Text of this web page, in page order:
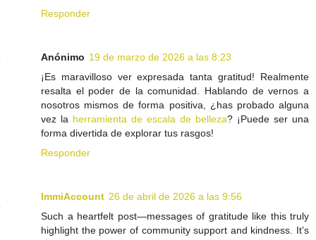
Responder
Anónimo 19 de marzo de 2026 a las 8:23
¡Es maravilloso ver expresada tanta gratitud! Realmente
resalta el poder de la comunidad. Hablando de vernos a
nosotros mismos de forma positiva, ¿has probado alguna
vez la herramienta de escala de belleza? ¡Puede ser una
forma divertida de explorar tus rasgos!
Responder
ImmiAccount 26 de abril de 2026 a las 9:56
Such a heartfelt post—messages of gratitude like this truly
highlight the power of community support and kindness. It’s